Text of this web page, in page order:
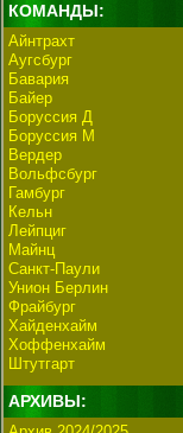
КОМАНДЫ:
Айнтрахт
Аугсбург
Бавария
Байер
Боруссия Д
Боруссия М
Вердер
Вольфсбург
Гамбург
Кельн
Лейпциг
Майнц
Санкт-Паули
Унион Берлин
Фрайбург
Хайденхайм
Хоффенхайм
Штутгарт
АРХИВЫ: